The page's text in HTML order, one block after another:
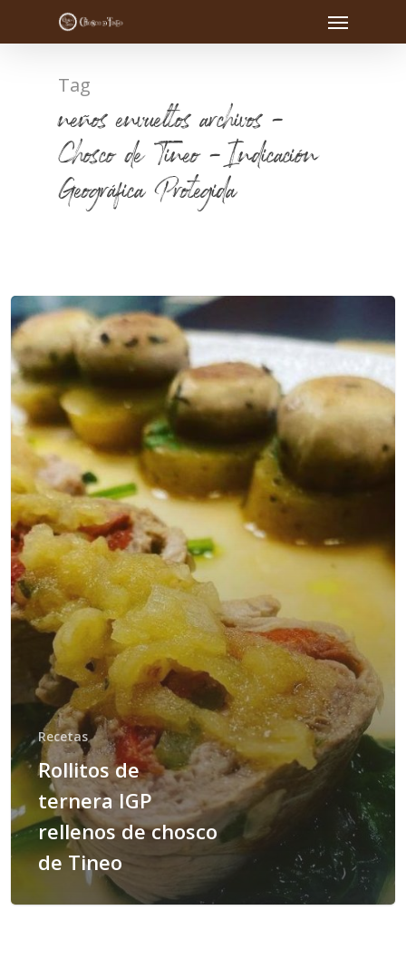
Tag
neños envueltos archivos -
Chosco de Tineo - Indicación
Geográfica Protegida
Recetas
Rollitos de
ternera IGP
rellenos de chosco
de Tineo